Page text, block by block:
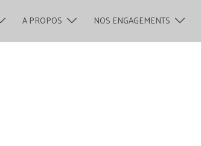
A PROPOS NOS ENGAGEMENTS